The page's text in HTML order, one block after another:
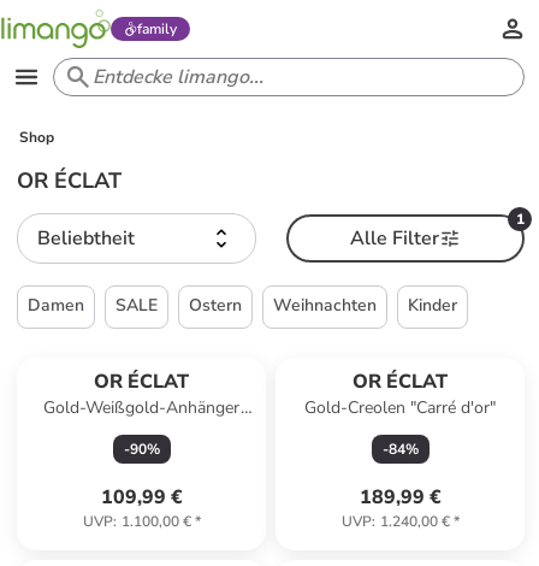
family
Shop
OR ÉCLAT
Beliebtheit
1
Alle Filter
Damen SALE Ostern Weihnachten Kinder
OR ÉCLAT
Gold-Weißgold-Anhänger
"Rose dentelle"
-90%
109,99 €
UVP: 1.100,00 €*
OR ÉCLAT
Gold-Creolen "Carré d'or"
-84%
189,99 €
UVP: 1.240,00 €*